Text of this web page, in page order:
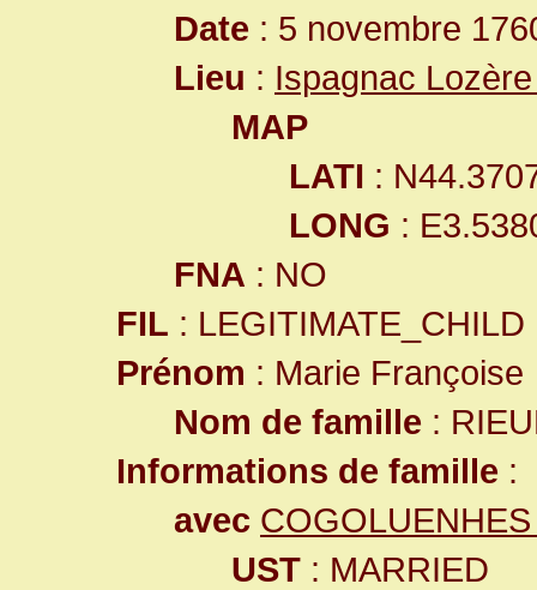
Date : 5 novembre
Lieu : Ispagnac
MAP
LATI :
LONG :
FNA : NO
FIL : LEGITIMATE_CHILD
Prénom : Marie Françoise
Nom de famille :
Informations de famille :
avec
UST : MARRIED